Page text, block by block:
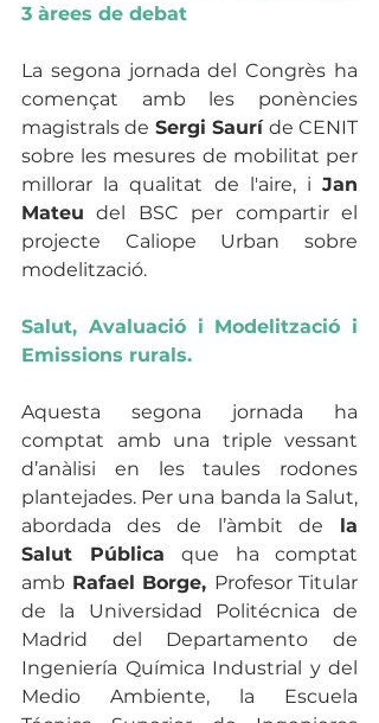
3 àrees de debat
La segona jornada del Congrès ha
començat amb les ponències
magistrals de Sergi Saurí de CENIT
sobre les mesures de mobilitat per
millorar la qualitat de l'aire, i Jan
Mateu del BSC per compartir el
projecte Caliope Urban sobre
modelització.
Salut, Avaluació i Modelització i
Emissions rurals.
Aquesta segona jornada ha
comptat amb una triple vessant
d’anàlisi en les taules rodones
plantejades. Per una banda la Salut,
abordada des de l’àmbit de la
Salut Pública que ha comptat
amb Rafael Borge, Profesor Titular
de la Universidad Politécnica de
Madrid del Departamento de
Ingeniería Química Industrial y del
Medio Ambiente, la Escuela